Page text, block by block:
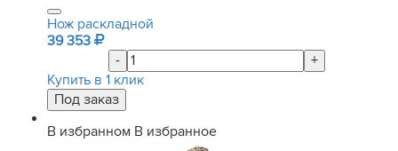
Нож раскладной
39 353
-
+
Купить в 1 клик
В избранном В избранное